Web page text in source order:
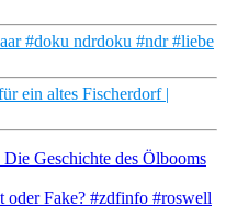
#doku ndrdoku #ndr #liebe
ein altes Fischerdorf |
Geschichte des Ölbooms
oder Fake? #zdfinfo #roswell